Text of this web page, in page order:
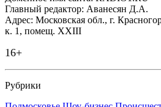
Главный редактор: Аванесян Д.А.
Адрес: Московская обл., г.
к. 1, помещ. XXIII
16+
Рубрики